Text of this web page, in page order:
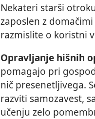
Nekateri starši
zaposlen z
razmislite o koristni
Opravljanje hišnih
pomagajo pri
nič presenetljivega.
razviti samozavest,
učenju zelo